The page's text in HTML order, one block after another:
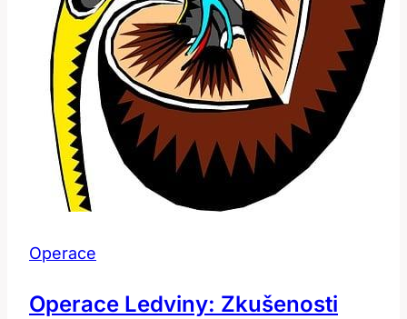
Operace
Operace Ledviny: Zkušenosti